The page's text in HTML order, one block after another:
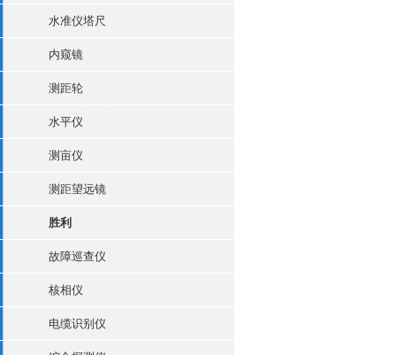
水准仪塔尺
内窥镜
测距轮
水平仪
测亩仪
测距望远镜
胜利
故障巡查仪
核相仪
电缆识别仪